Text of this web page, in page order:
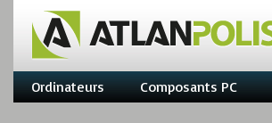
Ordinateurs Composants PC